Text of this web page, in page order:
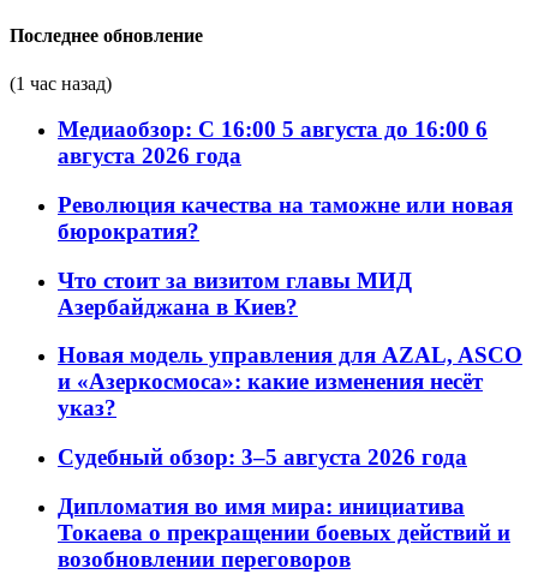
Последнее обновление
(1 час назад)
Медиаобзор: С 16:00 5 августа до 16:00 6
августа 2026 года
Революция качества на таможне или новая
бюрократия?
Что стоит за визитом главы МИД
Азербайджана в Киев?
Новая модель управления для AZAL, ASCO
и «Азеркосмоса»: какие изменения несёт
указ?
Судебный обзор: 3–5 августа 2026 года
Дипломатия во имя мира: инициатива
Токаева о прекращении боевых действий и
возобновлении переговоров